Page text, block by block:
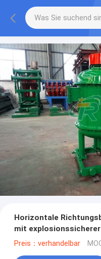
Horizontale
mit explosionssicherer
Energie
Preis：verhandelbar